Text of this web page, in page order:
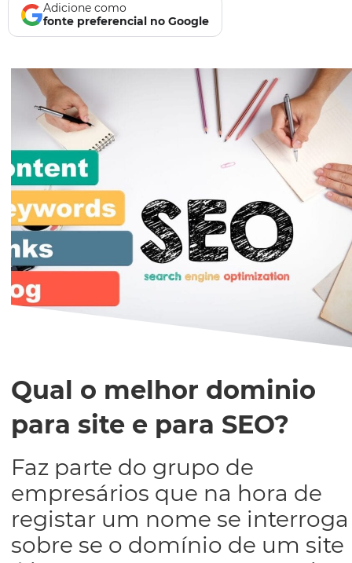
Adicione como
fonte preferencial no Google
Qual o melhor dominio
para site e para SEO?
Faz parte do grupo de
empresários que na hora de
registar um nome se interroga
sobre se o domínio de um site